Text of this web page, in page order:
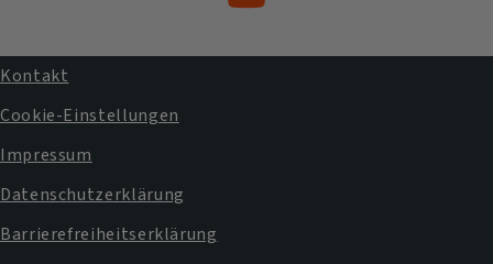
Fußbereichsmenü
Kontakt
Cookie-Einstellungen
Impressum
Datenschutzerklärung
Barrierefreiheitserklärung